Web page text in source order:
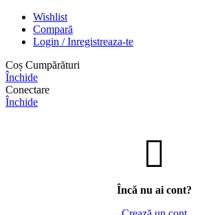
Wishlist
Compară
Login / Inregistreaza-te
Coș Cumpărături
Închide
Conectare
Închide
Încă nu ai cont?